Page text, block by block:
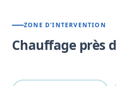
ZONE D'INTERVENTION
Chauffage près